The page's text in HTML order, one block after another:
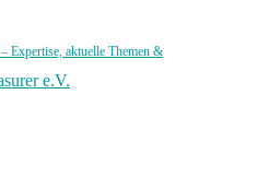
Expertise, aktuelle Themen &
e.V.